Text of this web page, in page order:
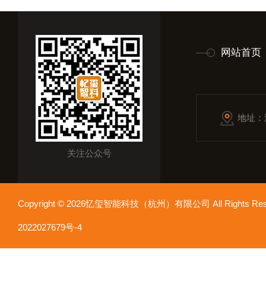
关注公众号
网站首页
地址：
Copyright © 2026忆玺智能科技（杭州）有限公司 All Rights
2022027679号-4